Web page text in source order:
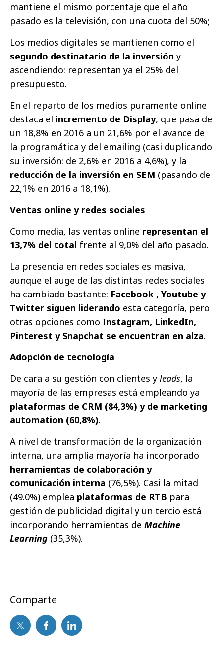
mantiene el mismo porcentaje que el año
pasado es la televisión, con una cuota del 50%;
Los medios digitales se mantienen como el
segundo destinatario de la inversión y
ascendiendo: representan ya el 25% del
presupuesto.
En el reparto de los medios puramente online
destaca el incremento de Display, que pasa de
un 18,8% en 2016 a un 21,6% por el avance de
la programática y del emailing (casi duplicando
su inversión: de 2,6% en 2016 a 4,6%), y la
reducción de la inversión en SEM (pasando de
22,1% en 2016 a 18,1%).
Ventas online y redes sociales
Como media, las ventas online representan el
13,7% del total frente al 9,0% del año pasado.
La presencia en redes sociales es masiva,
aunque el auge de las distintas redes sociales
ha cambiado bastante: Facebook , Youtube y
Twitter siguen liderando esta categoría, pero
otras opciones como Instagram, LinkedIn,
Pinterest y Snapchat se encuentran en alza.
Adopción de tecnología
De cara a su gestión con clientes y leads, la
mayoría de las empresas está empleando ya
plataformas de CRM (84,3%) y de marketing
automation (60,8%).
A nivel de transformación de la organización
interna, una amplia mayoría ha incorporado
herramientas de colaboración y
comunicación interna (76,5%). Casi la mitad
(49.0%) emplea plataformas de RTB para
gestión de publicidad digital y un tercio está
incorporando herramientas de Machine
Learning (35,3%).
Comparte